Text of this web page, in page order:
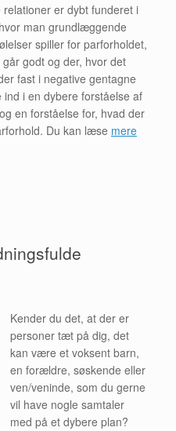
er dybt funderet i
man grundlæggende
spiller for parforholdet,
godt og der, hvor det
fast i negative gentagne
i en dybere forståelse af
en forståelse for, hvad der
Du kan læse mere
Kender du det, at der er
personer tæt på dig, det
kan være et voksent barn,
en forældre, søskende eller
ven/veninde, som du gerne
vil have nogle samtaler
med på et dybere plan?